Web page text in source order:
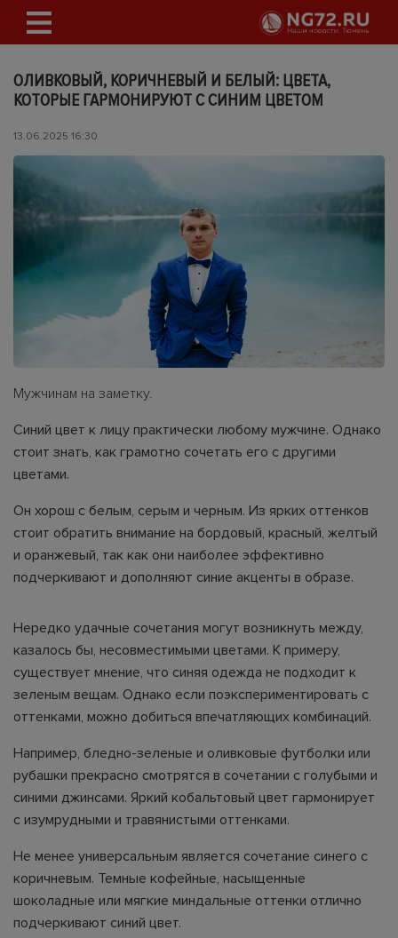
ОЛИВКОВЫЙ, КОРИЧНЕВЫЙ И БЕЛЫЙ: ЦВЕТА,
КОТОРЫЕ ГАРМОНИРУЮТ С СИНИМ ЦВЕТОМ
13.06.2025 16:30
Мужчинам на заметку.
Синий цвет к лицу практически любому мужчине. Однако
стоит знать, как грамотно сочетать его с другими
цветами.
Он хорош с белым, серым и черным. Из ярких оттенков
стоит обратить внимание на бордовый, красный, желтый
и оранжевый, так как они наиболее эффективно
подчеркивают и дополняют синие акценты в образе.
Нередко удачные сочетания могут возникнуть между,
казалось бы, несовместимыми цветами. К примеру,
существует мнение, что синяя одежда не подходит к
зеленым вещам. Однако если поэкспериментировать с
оттенками, можно добиться впечатляющих комбинаций.
Например, бледно-зеленые и оливковые футболки или
рубашки прекрасно смотрятся в сочетании с голубыми и
синими джинсами. Яркий кобальтовый цвет гармонирует
с изумрудными и травянистыми оттенками.
Не менее универсальным является сочетание синего с
коричневым. Темные кофейные, насыщенные
шоколадные или мягкие миндальные оттенки отлично
подчеркивают синий цвет.